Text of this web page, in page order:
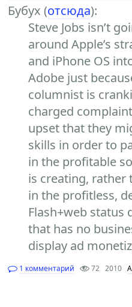
Бубух (отсюда):
Steve Jobs isn’t
around Apple’s
and iPhone OS
Adobe just
columnist is
charged
upset that they
skills in order to
in the profitable
is creating, rather
in the profitless,
Flash+web
that has no
display ad
1 комментарий 72 2010